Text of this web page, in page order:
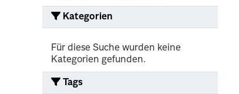
Kategorien
Für diese Suche wurden keine
Kategorien gefunden.
Tags